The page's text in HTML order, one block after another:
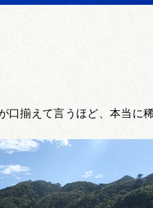
口揃えて言うほど、本当に稀